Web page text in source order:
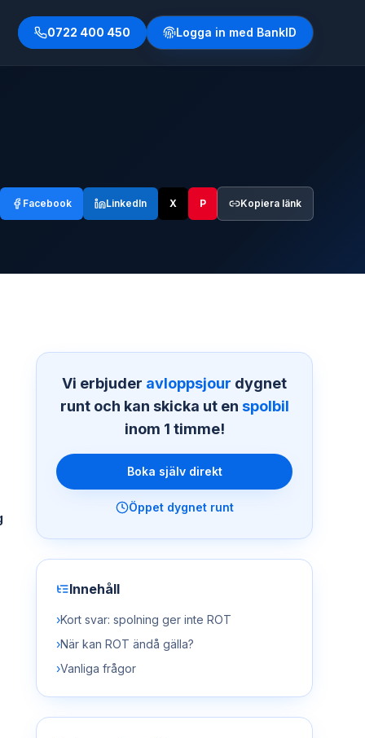
0722 400 450 Logga in med BankID
Facebook LinkedIn X P Kopiera länk
Vi erbjuder avloppsjour dygnet
runt och kan skicka ut en spolbil
inom 1 timme!
Boka själv direkt
Öppet dygnet runt
Innehåll
›Kort svar: spolning ger inte ROT
›När kan ROT ändå gälla?
›Vanliga frågor